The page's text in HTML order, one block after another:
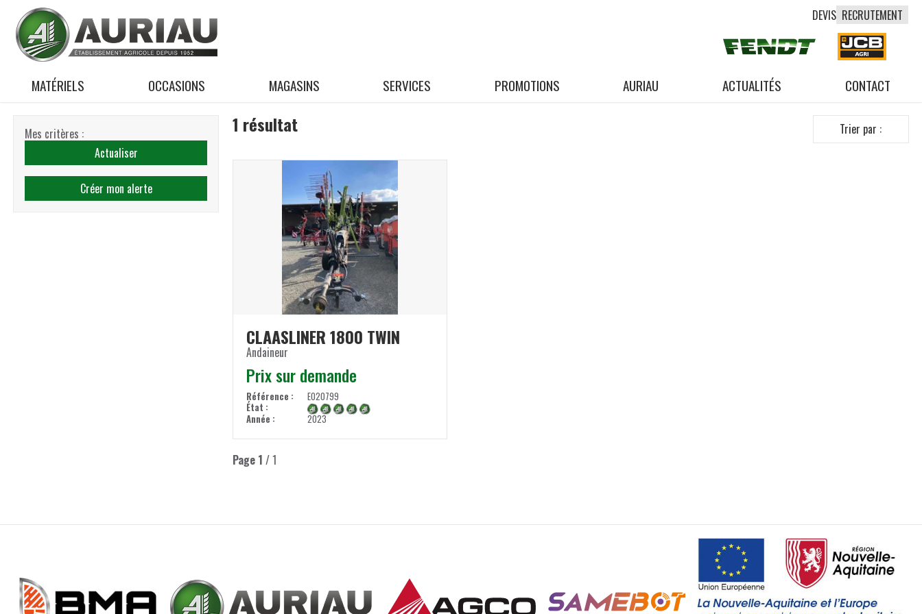
DEVIS RECRUTEMENT
MATÉRIELS OCCASIONS MAGASINS SERVICES PROMOTIONS AURIAU ACTUALITÉS CONTACT
Mes critères :
Actualiser
Créer mon alerte
1 résultat Trier par :
Andaineur
CLAASLINER 1800 TWIN
Référence
E020799
État
Année
2023
Prix sur demande
Page 1 / 1